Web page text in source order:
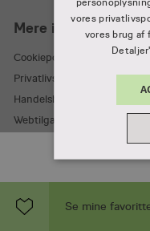
Mere information
Cookiepolitik
Privatlivspolitik
Handelsbetingelser
Se mine
vores
vores brug af